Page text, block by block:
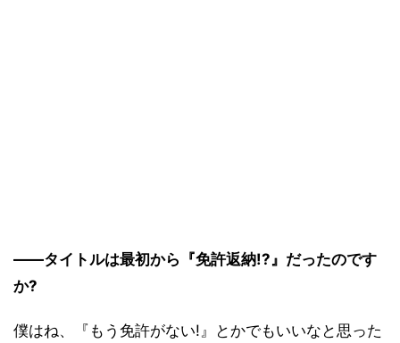
――タイトルは最初から『免許返納!?』だったのです
か?
僕はね、『もう免許がない!』とかでもいいなと思った